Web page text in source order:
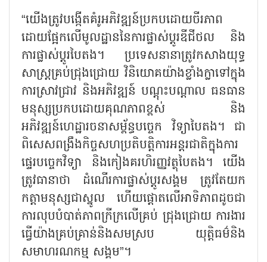
“យើងត្រូវបង្កើតគំរូអភិវឌ្ឍន៍ប្រកបដោយចីរភាព
ដោយផ្អែកលើមូលដ្ឋាននៃការផ្លាស់ប្តូរឌីជីថល និង
ការផ្លាស់ប្តូរបៃតង។ ប្រទេសនានាត្រូវកសាងយុទ្ធ
សាស្ត្រគ្រប់ជ្រុងជ្រោយ វិនិយោគយ៉ាងខ្លាំងក្លាទៅក្នុង
ការស្រាវជ្រាវ និងអភិវឌ្ឍន៍ បណ្តុះបណ្តាល ធនធាន
មនុស្សប្រកបដោយគុណភាពខ្ពស់ និង
អភិវឌ្ឍន៍ហេដ្ឋារចនាសម្ព័ន្ធបច្ចេក វិទ្យាបៃតង។ ជា
ពិសេសពង្រឹងកិច្ចសហប្រតិបត្តិការអន្តរជាតិក្នុងការ
ផ្ទេរបច្ចេកវិទ្យា និងកៀងគរហិរញ្ញវត្ថុបៃតង។ យើង
ត្រូវធានាថា ដំណើរការផ្លាស់ប្តូរសង្គម ត្រូវតែយក
កត្តាមនុស្សជាស្នូល ហើយផ្តោតលើអាទិភាពដូចជា
ការលុបបំបាត់ភាពក្រីក្រលើគ្រប់ ជ្រុងជ្រោយ ការងារ
ធ្វើយ៉ាងគ្រប់គ្រាន់និងសមស្រប យុត្តិធម៌និង
សមាហរណកម្ម សង្គម”។